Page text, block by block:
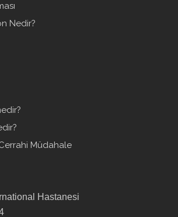
Nedir?
Müdahale
Hastanesi